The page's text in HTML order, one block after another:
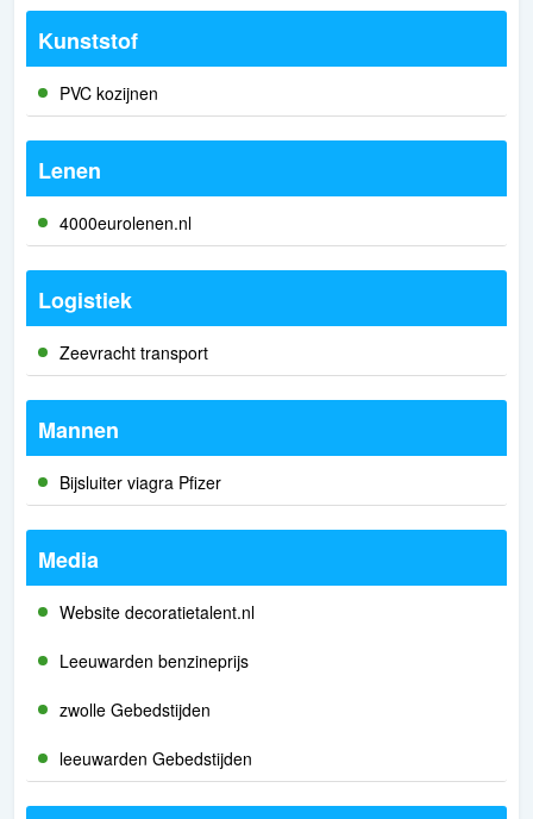
Kunststof
PVC kozijnen
Lenen
4000eurolenen.nl
Logistiek
Zeevracht transport
Mannen
Bijsluiter viagra Pfizer
Media
Website decoratietalent.nl
Leeuwarden benzineprijs
zwolle Gebedstijden
leeuwarden Gebedstijden